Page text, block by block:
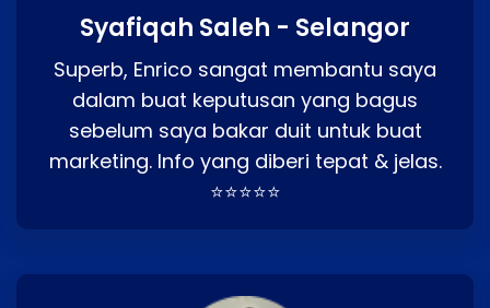
Syafiqah Saleh - Selangor
Superb, Enrico sangat membantu saya
dalam buat keputusan yang bagus
sebelum saya bakar duit untuk buat
marketing. Info yang diberi tepat & jelas.
⭐⭐⭐⭐⭐